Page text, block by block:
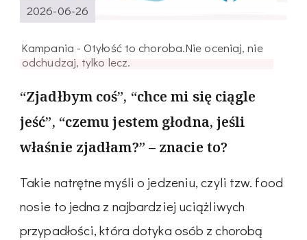
2026-06-26
Kampania - Otyłość to choroba.Nie oceniaj, nie
odchudzaj, tylko lecz.
“Zjadłbym coś”, “chce mi się ciągle
jeść”, “czemu jestem głodna, jeśli
właśnie zjadłam?” – znacie to?
Takie natrętne myśli o jedzeniu, czyli tzw. food
nosie to jedna z najbardziej uciążliwych
przypadłości, która dotyka osób z chorobą